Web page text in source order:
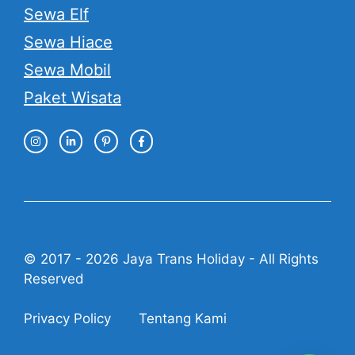
Sewa Elf
Sewa Hiace
Sewa Mobil
Paket Wisata
© 2017 - 2026 Jaya Trans Holiday - All Rights
Reserved
Privacy Policy Tentang Kami